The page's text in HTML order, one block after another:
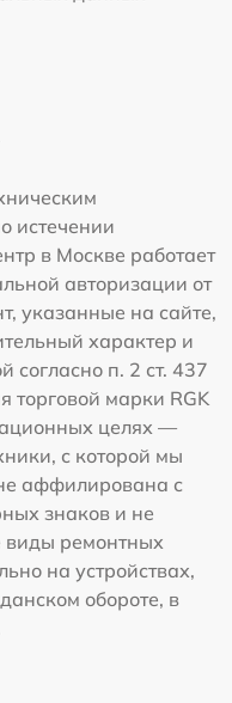
истечении
в Москве работает
авторизации от
указанные на сайте,
характер и
согласно п. 2 ст. 437
торговой марки RGK
целях —
с которой мы
аффилирована с
знаков и не
виды ремонтных
на устройствах,
обороте, в